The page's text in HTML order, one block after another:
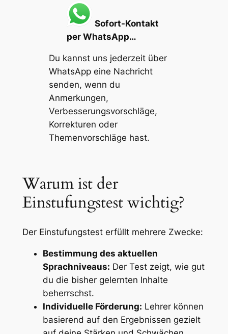
Sofort-Kontakt
per WhatsApp…
Du kannst uns jederzeit über
WhatsApp eine Nachricht
senden, wenn du
Anmerkungen,
Verbesserungsvorschläge,
Korrekturen oder
Themenvorschläge hast.
Warum ist der
Einstufungstest wichtig?
Der Einstufungstest erfüllt mehrere Zwecke:
Bestimmung des aktuellen
Sprachniveaus: Der Test zeigt, wie gut
du die bisher gelernten Inhalte
beherrschst.
Individuelle Förderung: Lehrer können
basierend auf den Ergebnissen gezielt